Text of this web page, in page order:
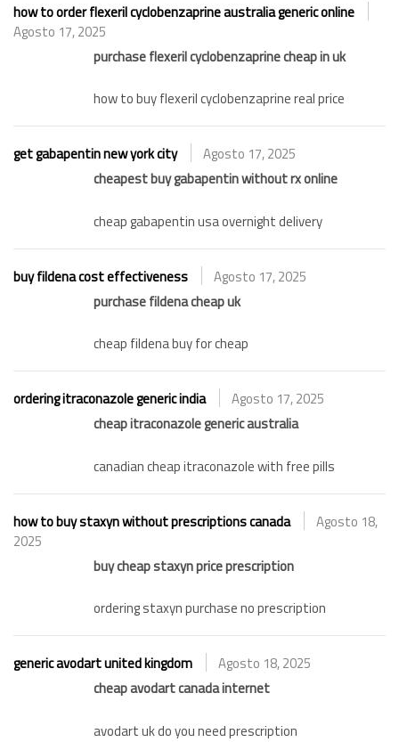
how to order flexeril cyclobenzaprine australia generic online
Agosto 17, 2025
purchase flexeril cyclobenzaprine cheap in uk
how to buy flexeril cyclobenzaprine real price
get gabapentin new york city
Agosto 17, 2025
cheapest buy gabapentin without rx online
cheap gabapentin usa overnight delivery
buy fildena cost effectiveness
Agosto 17, 2025
purchase fildena cheap uk
cheap fildena buy for cheap
ordering itraconazole generic india
Agosto 17, 2025
cheap itraconazole generic australia
canadian cheap itraconazole with free pills
how to buy staxyn without prescriptions canada
Agosto 18,
2025
buy cheap staxyn price prescription
ordering staxyn purchase no prescription
generic avodart united kingdom
Agosto 18, 2025
cheap avodart canada internet
avodart uk do you need prescription